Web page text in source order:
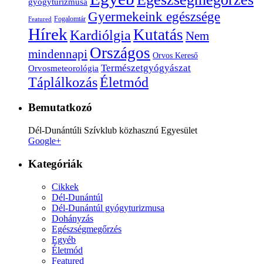
Featured Fogalomtár Gyermekeink egészsége
HírekKardiólgia Kutatás Nem
mindennapi Országos Orvos Kereső
Orvosmeteorológia Természetgyógyászat
TáplálkozásÉletmód
Bemutatkozó
Dél-Dunántúli Szívklub közhasznú Egyesület
Google+
Kategóriák
Cikkek
Dél-Dunántúl
Dél-Dunántúl gyógyturizmusa
Dohányzás
Egészségmegőrzés
Egyéb
Életmód
Featured